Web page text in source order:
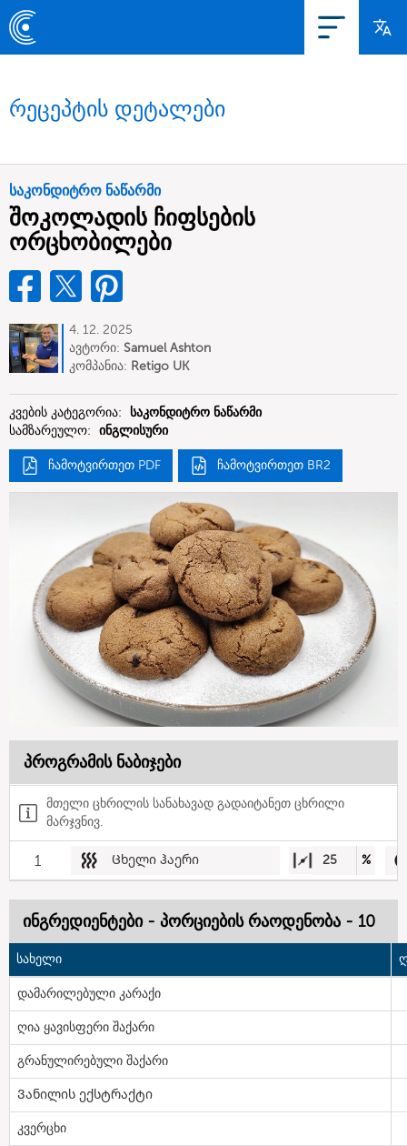
რეცეპტის დეტალები
საკონდიტრო ნაწარმი
შოკოლადის ჩიფსების
ორცხობილები
4. 12. 2025
ავტორი: Samuel Ashton
კომპანია: Retigo UK
კვების კატეგორია: საკონდიტრო ნაწარმი
სამზარეულო: ინგლისური
ჩამოტვირთეთ PDF ჩამოტვირთეთ BR2
პროგრამის ნაბიჯები
მთელი ცხრილის სანახავად გადაიტანეთ ცხრილი
მარჯვნივ.
1 Ცხელი ჰაერი 25 %
ინგრედიენტები - პორციების რაოდენობა - 10
სახელი
დამარილებული კარაქი
ღია ყავისფერი შაქარი
გრანულირებული შაქარი
Ვანილის ექსტრაქტი
კვერცხი